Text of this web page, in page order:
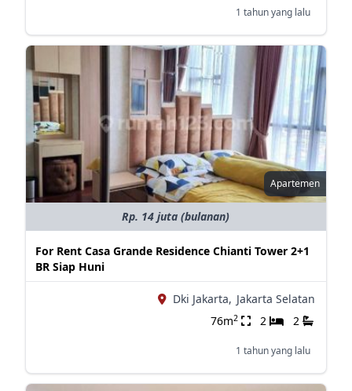
1 tahun yang lalu
Apartemen
Rp. 14 juta (bulanan)
For Rent Casa Grande Residence Chianti Tower 2+1
BR Siap Huni
Dki Jakarta, Jakarta Selatan
76m2 2 2
1 tahun yang lalu